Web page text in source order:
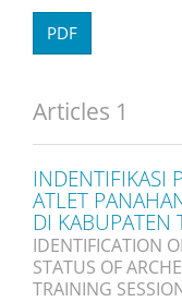
PDF
Articles 1
INDENTIFIKASI
ATLET
DI
IDENTIFICATION
STATUS OF
TRAINING